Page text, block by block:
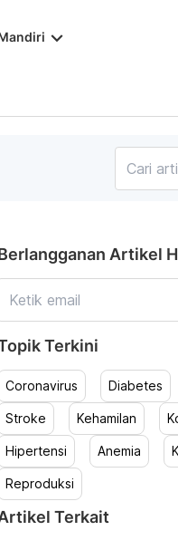
keyboard_arrow_down
Artikel
Terkini
Coronavirus Diabetes
Stroke Kehamilan
Hipertensi Anemia
Reproduksi
Terkait